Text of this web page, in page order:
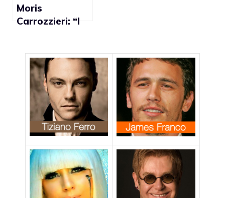
Moris
Carrozzieri: “I
sono attenti a
non farsi
vedere”